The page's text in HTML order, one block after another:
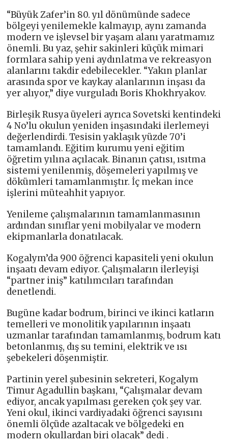
“Büyük Zafer’in 80. yıl dönümünde sadece
bölgeyi yenilemekle kalmayıp, aynı zamanda
modern ve işlevsel bir yaşam alanı yaratmamız
önemli. Bu yaz, şehir sakinleri küçük mimari
formlara sahip yeni aydınlatma ve rekreasyon
alanlarını takdir edebilecekler. “Yakın planlar
arasında spor ve kaykay alanlarının inşası da
yer alıyor,” diye vurguladı Boris Khokhryakov.
Birleşik Rusya üyeleri ayrıca Sovetski kentindeki
4 No’lu okulun yeniden inşasındaki ilerlemeyi
değerlendirdi. Tesisin yaklaşık yüzde 70’i
tamamlandı. Eğitim kurumu yeni eğitim
öğretim yılına açılacak. Binanın çatısı, ısıtma
sistemi yenilenmiş, döşemeleri yapılmış ve
dökümleri tamamlanmıştır. İç mekan ince
işlerini müteahhit yapıyor.
Yenileme çalışmalarının tamamlanmasının
ardından sınıflar yeni mobilyalar ve modern
ekipmanlarla donatılacak.
Kogalym’da 900 öğrenci kapasiteli yeni okulun
inşaatı devam ediyor. Çalışmaların ilerleyişi
“partner iniş” katılımcıları tarafından
denetlendi.
Bugüne kadar bodrum, birinci ve ikinci katların
temelleri ve monolitik yapılarının inşaatı
uzmanlar tarafından tamamlanmış, bodrum katı
betonlanmış, dış su temini, elektrik ve ısı
şebekeleri döşenmiştir.
Partinin yerel şubesinin sekreteri, Kogalym
Timur Agadullin başkanı, “Çalışmalar devam
ediyor, ancak yapılması gereken çok şey var.
Yeni okul, ikinci vardiyadaki öğrenci sayısını
önemli ölçüde azaltacak ve bölgedeki en
modern okullardan biri olacak” dedi .